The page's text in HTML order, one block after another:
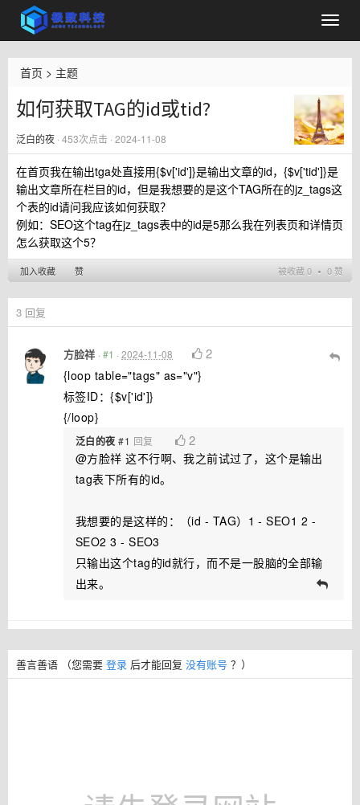
首页 > 主题
如何获取TAG的id或tid?
泛白的夜 · 453次点击 · 2024-11-08
在首页我在输出tga处直接用{$v['id']}是输出文章的id，{$v['tid']}是
输出文章所在栏目的id，但是我想要的是这个TAG所在的jz_tags这
个表的id请问我应该如何获取？
例如：SEO这个tag在jz_tags表中的id是5那么我在列表页和详情页
怎么获取这个5？
被收藏 0 ∙ 0 赞
加入收藏 赞
3 回复
方脸祥 · #1 · 2024-11-08 2
{loop table="tags" as="v"}
标签ID：{$v['id']}
{/loop}
泛白的夜 #1 回复 2
@方脸祥 这不行啊、我之前试过了，这个是输出
tag表下所有的id。
我想要的是这样的：（id - TAG）1 - SEO1 2 -
SEO2 3 - SEO3
只输出这个tag的id就行，而不是一股脑的全部输
出来。
善言善语 （您需要 登录 后才能回复 没有账号 ？）